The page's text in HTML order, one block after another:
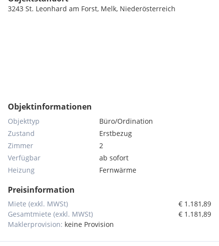
3243 St. Leonhard am Forst, Melk, Niederösterreich
Objektinformationen
Objekttyp
Büro/Ordination
Zustand
Erstbezug
Zimmer
2
Verfügbar
ab sofort
Heizung
Fernwärme
Preisinformation
Miete (exkl. MWSt)
€ 1.181,89
Gesamtmiete (exkl. MWSt)
€ 1.181,89
Maklerprovision: keine Provision